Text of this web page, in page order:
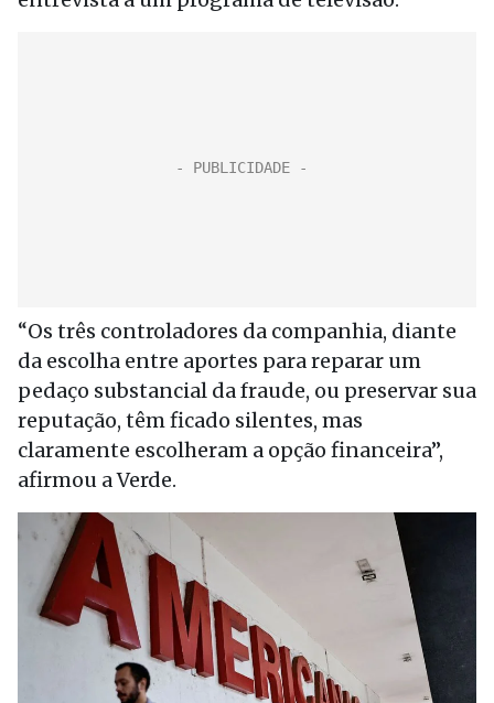
“Os três controladores da companhia, diante
da escolha entre aportes para reparar um
pedaço substancial da fraude, ou preservar sua
reputação, têm ficado silentes, mas
claramente escolheram a opção financeira”,
afirmou a Verde.